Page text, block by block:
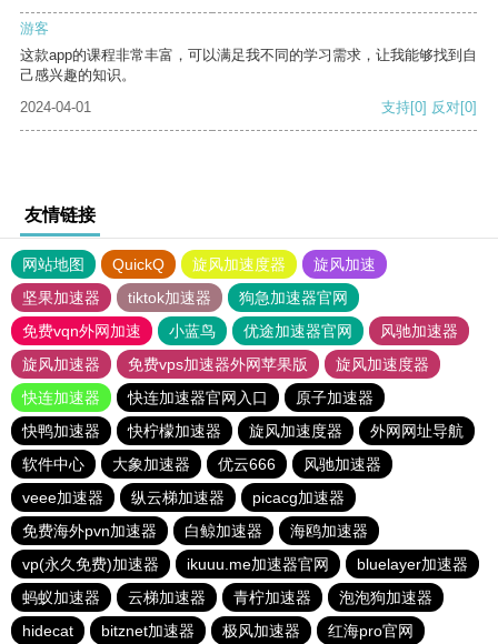
游客
这款app的课程非常丰富，可以满足我不同的学习需求，让我能够找到自
己感兴趣的知识。
2024-04-01
支持[0] 反对[0]
友情链接
网站地图 QuickQ 旋风加速度器
旋风加速
坚果加速器
tiktok加速器
狗急加速器官网
免费vqn外网加速
小蓝鸟 优途加速器官网
风驰加速器
旋风加速器
免费vps加速器外网苹果版
旋风加速度器
快连加速器
快连加速器官网入口
原子加速器
快鸭加速器
快柠檬加速器 旋风加速度器
外网网址导航
软件中心
大象加速器 优云666
风驰加速器
veee加速器
纵云梯加速器
picacg加速器
免费海外pvn加速器
白鲸加速器
海鸥加速器
vp(永久免费)加速器
ikuuu.me加速器官网
bluelayer加速器
蚂蚁加速器
云梯加速器 青柠加速器
泡泡狗加速器
hidecat
bitznet加速器 极风加速器 红海pro官网